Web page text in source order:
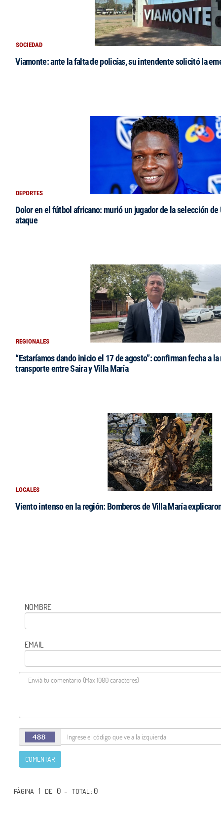
SOCIEDAD
Viamonte: ante la falta de policías, su intendente solicitó la
DEPORTES
Dolor en el fútbol africano: murió un jugador de la selección
ataque
REGIONALES
“Estaríamos dando inicio el 17 de agosto”: confirman fecha a
transporte entre Saira y Villa María
LOCALES
Viento intenso en la región: Bomberos de Villa María
NOMBRE
EMAIL
COMENTAR
PÁGINA 1 DE 0 -TOTAL: 0